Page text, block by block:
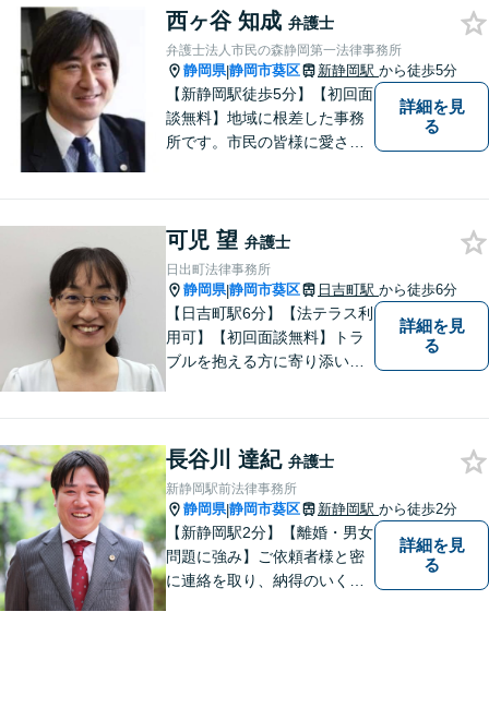
西ヶ谷 知成 弁護士
弁護士法人市民の森静岡第一法律事務所
静岡県|静岡市葵区 新静岡駅 から徒歩5分
【新静岡駅徒歩5分】【初回面
談無料】地域に根差した事務
所です。市民の皆様に愛され
軽にご連絡ください。
詳細を見
る
可児 望 弁護士
日出町法律事務所
静岡県|静岡市葵区 日吉町駅 から徒歩6分
【日吉町駅6分】【法テラス利
用可】【初回面談無料】トラ
ブルを抱える方に寄り添い、
詳細を見
る
長谷川 達紀 弁護士
新静岡駅前法律事務所
静岡県|静岡市葵区 新静岡駅 から徒歩2分
【新静岡駅2分】【離婚・男女
問題に強み】ご依頼者様と密
に連絡を取り、納得のいく解
詳細を見
る